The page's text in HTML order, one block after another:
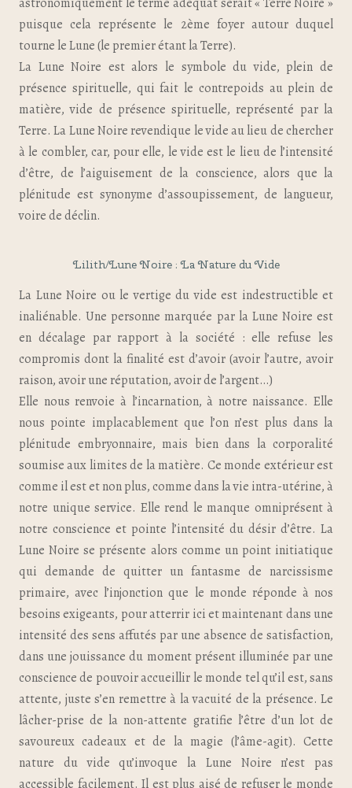
puisque cela représente le 2ème foyer autour duquel
tourne le Lune (le premier étant la Terre).
La Lune Noire est alors le symbole du vide, plein de
présence spirituelle, qui fait le contrepoids au plein de
matière, vide de présence spirituelle, représenté par la
Terre. La Lune Noire revendique le vide au lieu de chercher
à le combler, car, pour elle, le vide est le lieu de l’intensité
d’être, de l’aiguisement de la conscience, alors que la
plénitude est synonyme d’assoupissement, de langueur,
voire de déclin.
Lilith/Lune Noire : La Nature du Vide
La Lune Noire ou le vertige du vide est indestructible et
inaliénable. Une personne marquée par la Lune Noire est
en décalage par rapport à la société : elle refuse les
compromis dont la finalité est d’avoir (avoir l’autre, avoir
raison, avoir une réputation, avoir de l’argent…)
Elle nous renvoie à l’incarnation, à notre naissance. Elle
nous pointe implacablement que l’on n’est plus dans la
plénitude embryonnaire, mais bien dans la corporalité
soumise aux limites de la matière. Ce monde extérieur est
comme il est et non plus, comme dans la vie intra-utérine, à
notre unique service. Elle rend le manque omniprésent à
notre conscience et pointe l’intensité du désir d’être. La
Lune Noire se présente alors comme un point initiatique
qui demande de quitter un fantasme de narcissisme
primaire, avec l’injonction que le monde réponde à nos
besoins exigeants, pour atterrir ici et maintenant dans une
intensité des sens affutés par une absence de satisfaction,
dans une jouissance du moment présent illuminée par une
conscience de pouvoir accueillir le monde tel qu’il est, sans
attente, juste s’en remettre à la vacuité de la présence. Le
lâcher-prise de la non-attente gratifie l’être d’un lot de
savoureux cadeaux et de la magie (l’âme-agit). Cette
nature du vide qu’invoque la Lune Noire n’est pas
accessible facilement. Il est plus aisé de refuser le monde